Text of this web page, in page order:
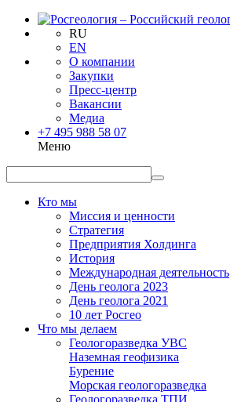
RU
EN
О компании
Закупки
Пресс-центр
Вакансии
Медиа
+7 495 988 58 07
Меню
Кто мы
Миссия и ценности
Стратегия
Предприятия Холдинга
История
Международная деятельность
День геолога 2023
День геолога 2021
10 лет Росгео
Что мы делаем
Геологоразведка УВС
Наземная геофизика
Бурение
Морская геологоразведка
Геологоразведка ТПИ